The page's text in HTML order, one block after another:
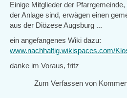
Einige Mitglieder der
der Anlage sind, erwägen einen
aus der Diözese Augsburg ...
ein angefangenes Wiki dazu:
www.nachhaltig.wikispaces.com/
danke im Voraus, fritz
Zum Verfassen von